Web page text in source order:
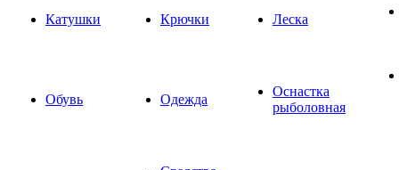
Катушки Крючки Леска
Обувь Одежда
Оснастка
рыболовная